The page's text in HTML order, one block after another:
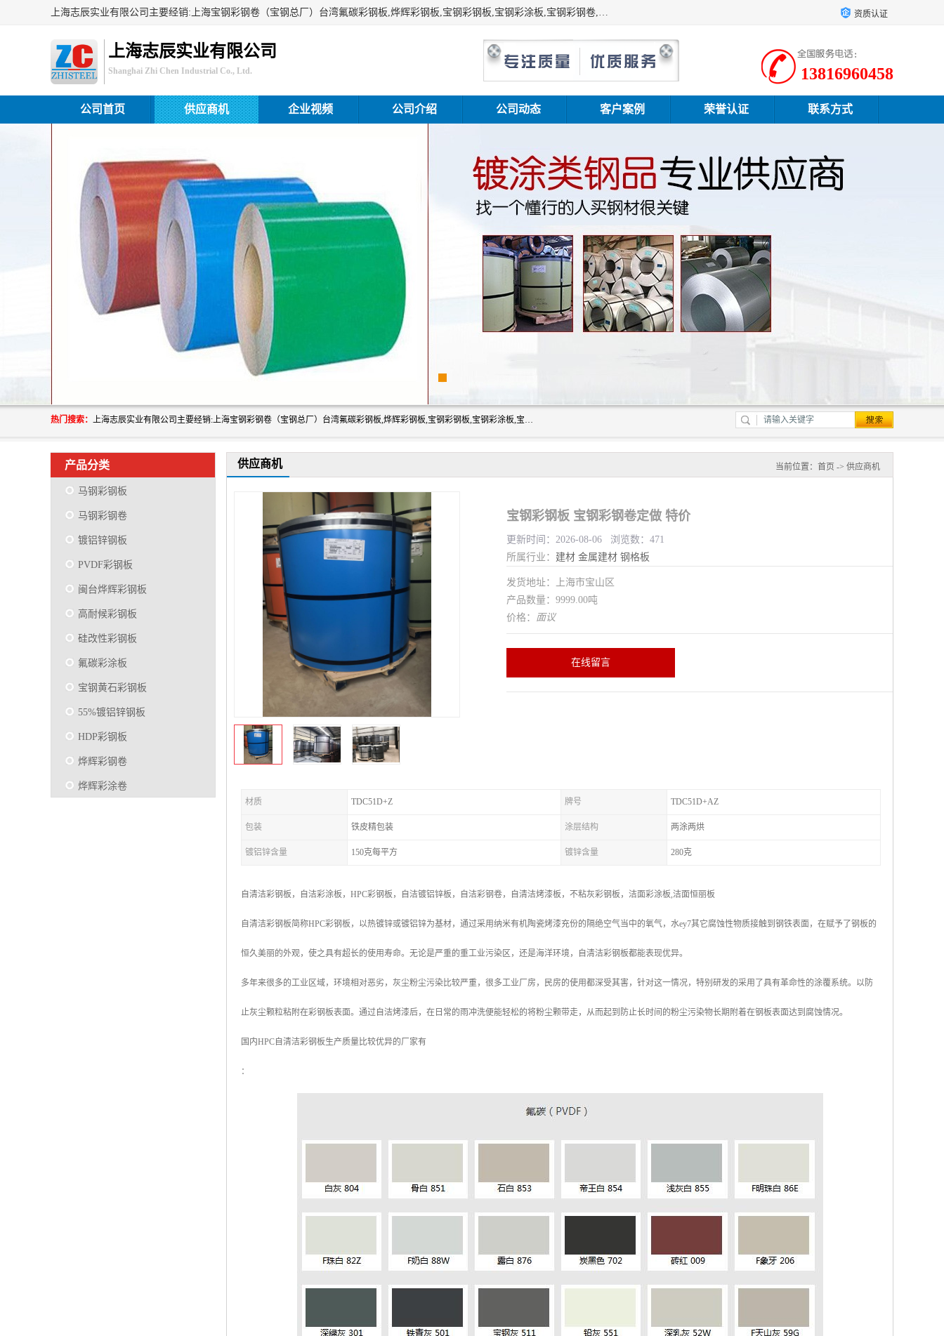
上海志辰实业有限公司主要经销:上海宝钢彩钢卷（宝钢总厂）台湾氟碳彩钢板,烨辉彩钢板,宝钢彩钢板,宝钢彩涂板,宝钢彩钢卷,马钢彩钢板,马钢彩钢卷,镀铝锌钢板,PVDF彩钢板,台湾烨辉彩钢板,高耐候彩钢板,硅改性彩钢板,规格齐全。 资质认证
上海志辰实业有限公司
Shanghai Zhi Chen Industrial Co., Ltd. 13816960458
公司首页 供应商机 企业视频 公司介绍 公司动态 客户案例 荣誉认证 联系方式
热门搜索： 上海志辰实业有限公司主要经销:上海宝钢彩钢卷（宝钢总厂）台湾氟碳彩钢板,烨辉彩钢板,宝钢彩钢板,宝钢彩涂板,宝钢彩钢卷,马钢彩钢板,马钢彩钢卷,镀铝锌钢板,PVDF彩钢板,台湾烨辉彩钢板,高耐候彩钢板,硅改性彩钢板,规格齐全。
产品分类
马钢彩钢板
马钢彩钢卷
镀铝锌钢板
PVDF彩钢板
闽台烨辉彩钢板
高耐候彩钢板
硅改性彩钢板
氟碳彩涂板
宝钢黄石彩钢板
55%镀铝锌钢板
HDP彩钢板
烨辉彩钢卷
烨辉彩涂卷
供应商机 当前位置： 首页 -> 供应商机
宝钢彩钢板 宝钢彩钢卷定做 特价
更新时间：2026-08-06 浏览数：471
所属行业： 建材 金属建材 钢格板
发货地址：上海市宝山区
产品数量：9999.00吨
价格： 面议
在线留言
材质 TDC51D+Z 牌号 TDC51D+AZ
包装 铁皮精包装 涂层结构 两涂两烘
镀铝锌含量 150克每平方 镀锌含量 280克
自清洁彩钢板，自洁彩涂板，HPC彩钢板，自洁镀铝锌板，自洁彩钢卷，自清洁烤漆板，不粘灰彩钢板，洁面彩涂板,洁面恒丽板
自清洁彩钢板简称HPC彩钢板，以热镀锌或镀铝锌为基材，通过采用纳米有机陶瓷烤漆充份的隔绝空气当中的氧气，水ey7其它腐蚀性物质接触到钢铁表面，在赋予了钢板的
恒久美丽的外观，使之具有超长的使用寿命。无论是严重的重工业污染区，还是海洋环境，自清洁彩钢板都能表现优异。
多年来很多的工业区域，环境相对恶劣，灰尘粉尘污染比较严重，很多工业厂房，民房的使用都深受其害，针对这一情况，特别研发的采用了具有革命性的涂覆系统。以防
止灰尘颗粒粘附在彩钢板表面。通过自洁烤漆后，在日常的雨冲洗便能轻松的将粉尘颗带走，从而起到防止长时间的粉尘污染物长期附着在钢板表面达到腐蚀情况。
国内HPC自清洁彩钢板生产质量比较优异的厂家有
：